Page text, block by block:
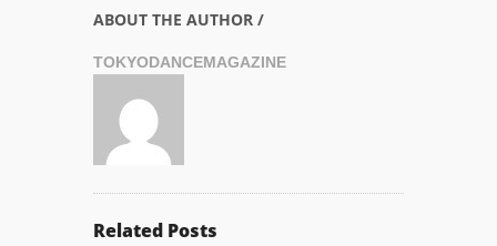
ABOUT THE AUTHOR /
TOKYODANCEMAGAZINE
Related Posts